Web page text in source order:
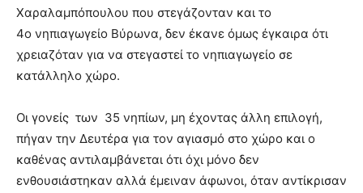
Χαραλαμπόπουλου που στεγάζονταν και το
4ο νηπιαγωγείο Βύρωνα, δεν έκανε όμως έγκαιρα ότι
χρειαζόταν για να στεγαστεί το νηπιαγωγείο σε
κατάλληλο χώρο.
Οι γονείς των 35 νηπίων, μη έχοντας άλλη επιλογή,
πήγαν την Δευτέρα για τον αγιασμό στο χώρο και ο
καθένας αντιλαμβάνεται ότι όχι μόνο δεν
ενθουσιάστηκαν αλλά έμειναν άφωνοι, όταν αντίκρισαν